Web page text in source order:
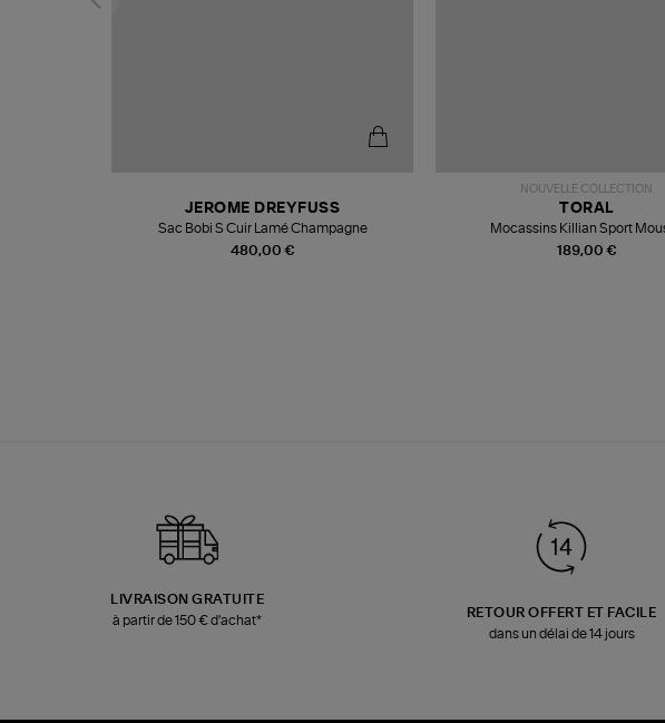
480,00 €
JEROME DREYFUSS
Sac Bobi S Cuir Lamé Champagne
NOUVELLE COLLECTION
189,00 €
TORAL
Mocassins Killian Sport
LIVRAISON GRATUITE
à partir de 150 € d'achat*
RETOUR OFFERT ET FACILE
dans un délai de 14 jours